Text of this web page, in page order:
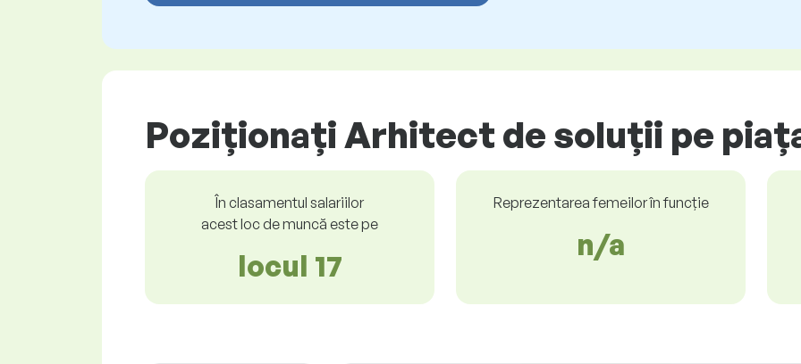
Poziționați Arhitect de soluții pe
În clasamentul salariilor
acest loc de muncă este pe
locul 17
Reprezentarea femeilor în funcție
n/a